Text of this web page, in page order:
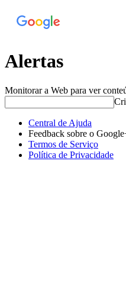
Alertas
Monitorar a Web para ver
Central de Ajuda
Feedback sobre o
Termos de Serviço
Política de Privacidade